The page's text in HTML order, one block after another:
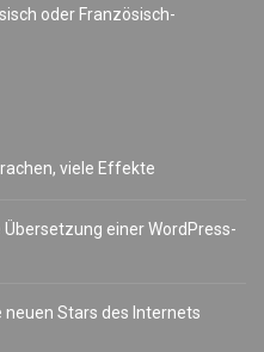
oder Französisch-
viele Effekte
einer WordPress-
neuen Stars des Internets